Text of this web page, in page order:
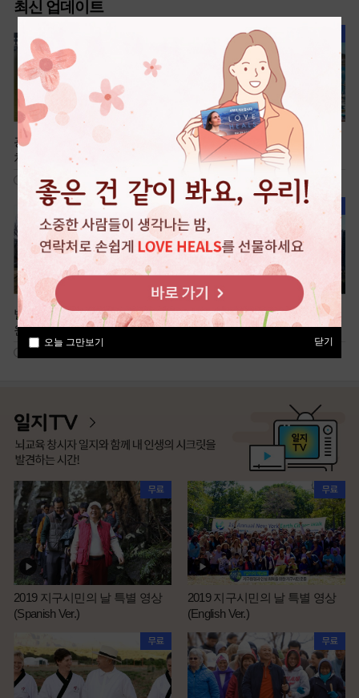
오늘 그만보기 닫기
최신 업데이트
광명 가득 햇살을 머금은 휴식
처, 광명새빛공원
602
국내 최대 해상 케이블카, 전곡
항
949
빌딩 숲 속 전통정원, 미추홀공
원
여유로운 신도시 산책, 청계중
앙공원
2019 지구시민의 날 특별 영상
(Spanish Ver.)
2019 지구시민의 날 특별 영상
(English Ver.)